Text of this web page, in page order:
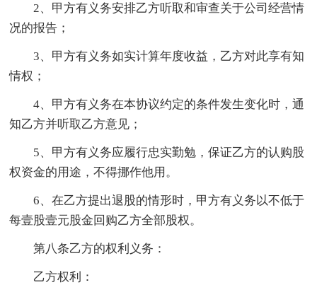
2、甲方有义务安排乙方听取和审查关于公司经营情
况的报告；
3、甲方有义务如实计算年度收益，乙方对此享有知
情权；
4、甲方有义务在本协议约定的条件发生变化时，通
知乙方并听取乙方意见；
5、甲方有义务应履行忠实勤勉，保证乙方的认购股
权资金的用途，不得挪作他用。
6、在乙方提出退股的情形时，甲方有义务以不低于
每壹股壹元股金回购乙方全部股权。
第八条乙方的权利义务：
乙方权利：